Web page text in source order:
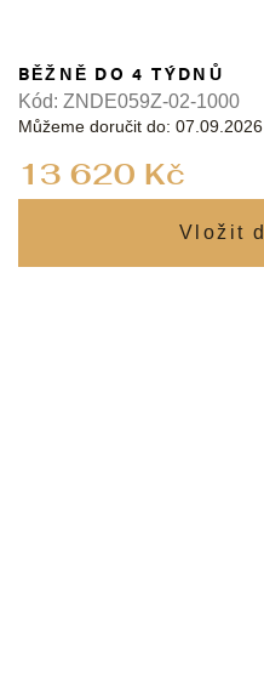
13 620 Kč
BĚŽNĚ DO 4 TÝDNŮ
Můžeme doručit do: 07.09.2026
Kód: ZNDE059Z-02-1000